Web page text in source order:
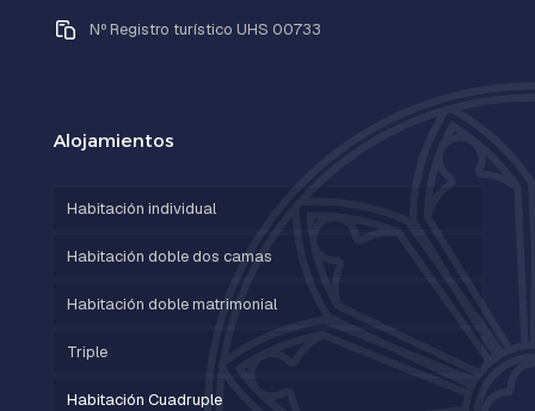
Nº Registro turístico UHS 00733
Alojamientos
Habitación individual
Habitación doble dos camas
Habitación doble matrimonial
Triple
Habitación Cuadruple